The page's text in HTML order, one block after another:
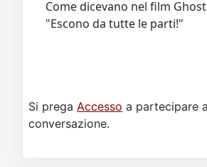
Come dicevano nel film
"Escono da tutte le parti!"
Si prega Accesso a partecipare
conversazione.